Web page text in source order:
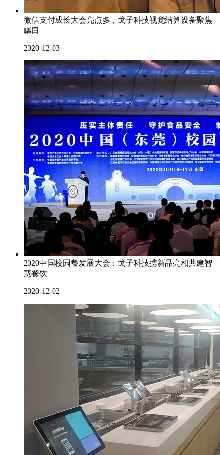
微信支付成长大会亮点多，戈子科技视觉结算设备聚焦
瞩目
2020-12-03
2020中国校园餐发展大会：戈子科技携新品亮相共建智
慧餐饮
2020-12-02